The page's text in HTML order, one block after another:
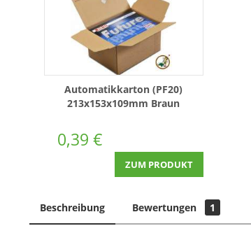
Automatikkarton (PF20)
213x153x109mm Braun
0,39 €
ZUM PRODUKT
Beschreibung Bewertungen 1